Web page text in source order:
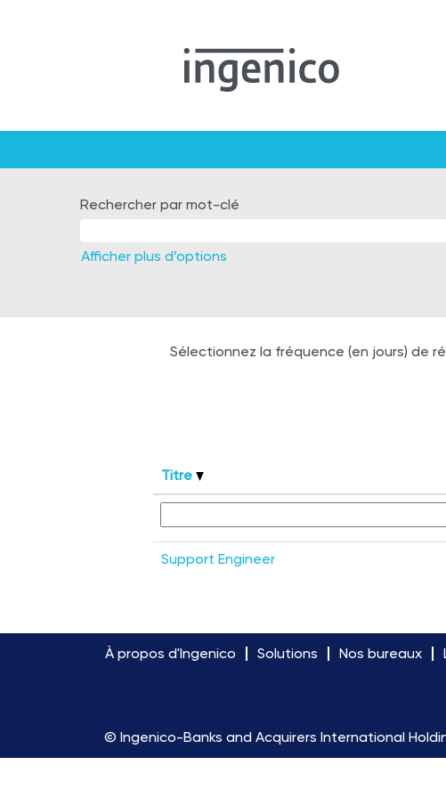
Rechercher par mot-clé
Afficher plus d’options
Sélectionnez la fréquence (en jours) de
Titre
Support Engineer
À propos d'Ingenico Solutions Nos bureaux
© Ingenico-Banks and Acquirers International